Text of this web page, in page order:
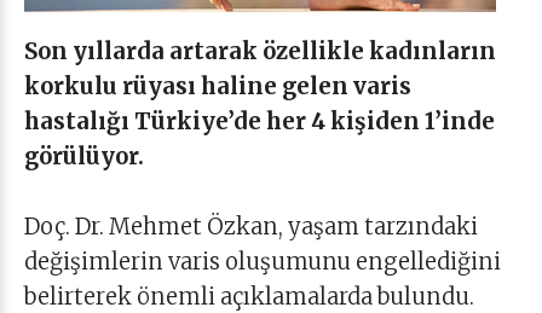
Son yıllarda artarak özellikle kadınların
korkulu rüyası haline gelen varis
hastalığı Türkiye’de her 4 kişiden 1’inde
görülüyor.
Doç. Dr. Mehmet Özkan, yaşam tarzındaki
değişimlerin varis oluşumunu engellediğini
belirterek önemli açıklamalarda bulundu.